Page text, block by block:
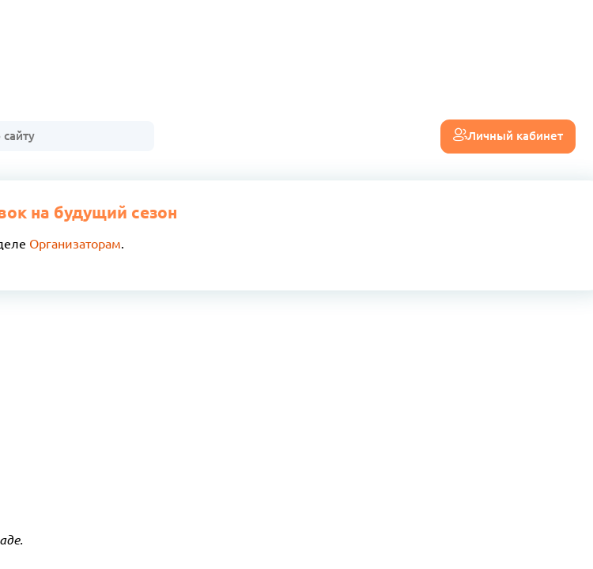
Личный кабинет
на будущий сезон
Организаторам.